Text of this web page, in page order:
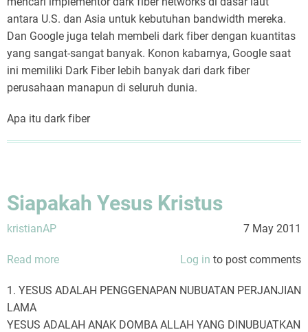
antara U.S. dan Asia untuk kebutuhan bandwidth mereka.
Dan Google juga telah membeli dark fiber dengan kuantitas
yang sangat-sangat banyak. Konon kabarnya, Google saat
ini memiliki Dark Fiber lebih banyak dari dark fiber
perusahaan manapun di seluruh dunia.
Apa itu dark fiber
Siapakah Yesus Kristus
kristianAP 7 May 2011
Read more
Yesus
Log in to post comments
1. YESUS ADALAH PENGGENAPAN NUBUATAN PERJANJIAN
LAMA
YESUS ADALAH ANAK DOMBA ALLAH YANG DINUBUATKAN